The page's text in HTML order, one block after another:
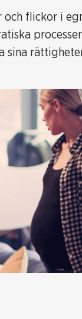
flickor i